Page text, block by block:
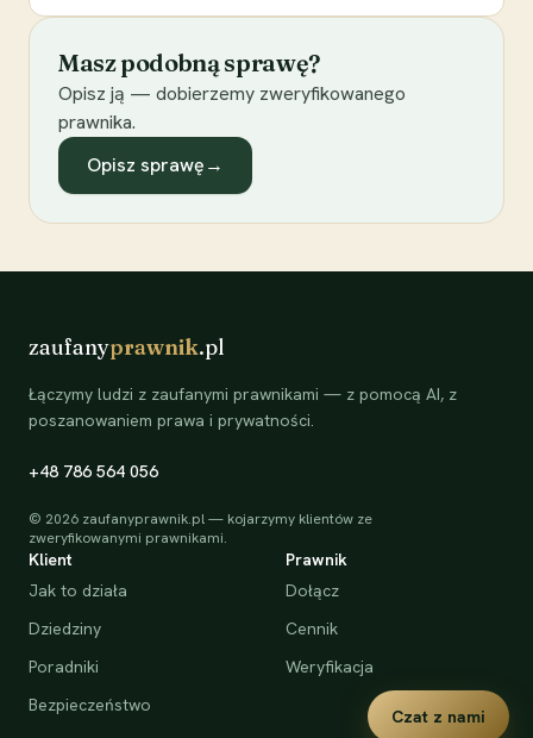
Masz podobną sprawę?
Opisz ją — dobierzemy zweryfikowanego
prawnika.
Opisz sprawę→
zaufanyprawnik.pl
Łączymy ludzi z zaufanymi prawnikami — z pomocą AI, z
poszanowaniem prawa i prywatności.
+48 786 564 056
© 2026 zaufanyprawnik.pl — kojarzymy klientów ze
zweryfikowanymi prawnikami.
Klient
Jak to działa
Dziedziny
Poradniki
Bezpieczeństwo
Prawnik
Dołącz
Cennik
Weryfikacja
Czat z nami